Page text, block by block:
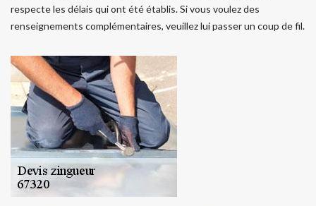
respecte les délais qui ont été établis. Si vous voulez des
renseignements complémentaires, veuillez lui passer un coup de fil.